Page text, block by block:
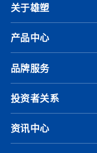
关于雄塑
产品中心
品牌服务
投资者关系
资讯中心